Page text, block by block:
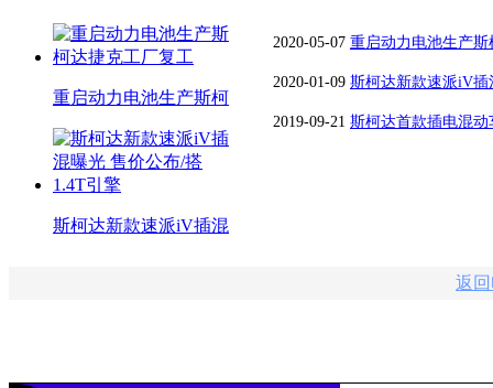
重启动力电池生产斯柯
斯柯达新款速派iV插混
2020-05-07 重启动力电池生产
2020-01-09 斯柯达新款速派iV插
2019-09-21 斯柯达首款插电混
返